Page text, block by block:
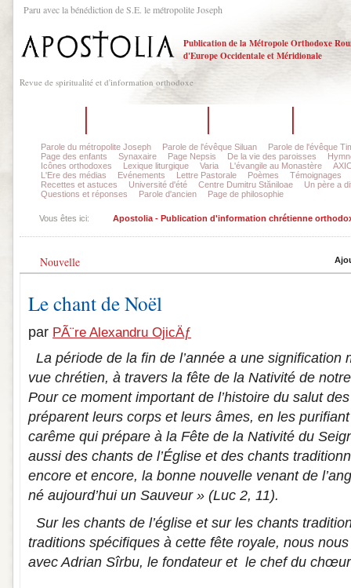
Paru avec la bénédiction de S.E. le métropolite Joseph
Publication de la Métropole Orthodoxe
d'Europe Occidentale et Méridionale
Revue de spiritualité et d'information orthodoxe
Parole du métropolite Joseph Parole de l'évêque Siluan
Parole de l'évêque
Page des enfants
Synaxaire Page Nepsis De la vie des paroisses
Icônes orthodoxes
Lexique liturgique Varia L'évangile au Monastère
L'Ere des médias
Evénements Lettre Pastorale Poèmes
Témoignages
Recettes et astuces
Université d'été Centre Dumitru Stăniloae
Un père a
Questions et réponses
Parole d'ancien Page de philosophie
Vous êtes ici: Apostolia - Publication d'information chrétienne
Nouvelle
Le chant de Noël
par PÃ¨re Alexandru OjicÄƒ
La période de la fin de l’année a une signification
vue chrétien, à travers la fête de la Nativité de
Pour ce moment important de l’histoire du salut
préparent leurs corps et leurs âmes, en les
carême qui prépare à la Fête de la Nativité du
aussi des chants de l’Église et des chants
encore et encore, la bonne nouvelle venant de
né aujourd’hui un Sauveur » (Luc 2, 11).
Sur les chants de l’église et sur les chants
traditions spécifiques à cette fête royale, nous
avec Adrian Sîrbu, le fondateur et le chef du